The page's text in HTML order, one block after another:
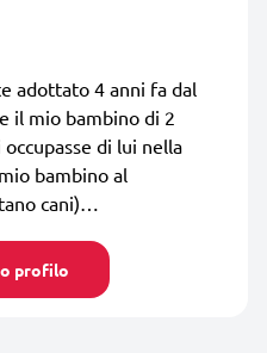
adottato 4 anni fa dal
il mio bambino di 2
di lui nella
bambino al
cani)…
profilo